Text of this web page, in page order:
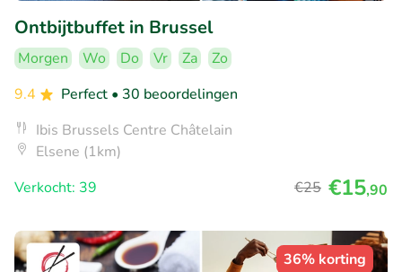
Ontbijtbuffet in Brussel
Morgen Wo Do Vr Za
Zo
9.4
Perfect • 30 beoordelingen
Ibis Brussels Centre Châtelain
Elsene (1km)
Verkocht: 39
€25 €15,90
36% korting